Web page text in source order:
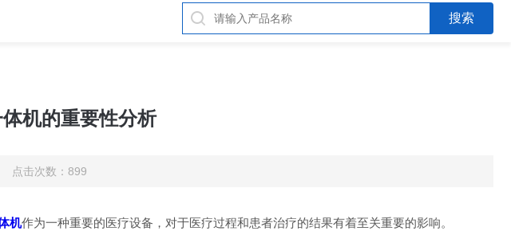
机的重要性分析
点击次数：899
机作为一种重要的医疗设备，对于医疗过程和患者治疗的结果有着至关重要的影响。